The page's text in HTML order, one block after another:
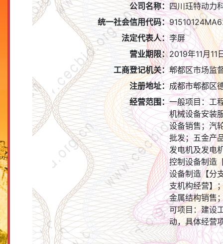
公司名称：四川珏特动力
统一社会信用代码：
法定代表人：李屏
营业期限：2019年11月11
工商登记机关：郫都区市场监
注册地址：成都市郫都区
经营范围：一般项目：工
机械设备安装
设备销售；汽
批发；五金产
发电机及发电
控制设备制造
设备制造【分
支机构经营】
金属结构销售
可项目：建设
动，具体经营